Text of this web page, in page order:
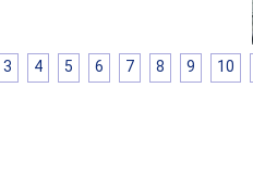
3 4 5 6 7 8 9 10